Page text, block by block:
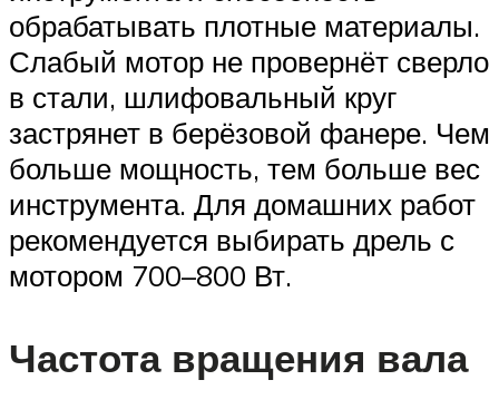
обрабатывать плотные материалы.
Слабый мотор не провернёт сверло
в стали, шлифовальный круг
застрянет в берёзовой фанере. Чем
больше мощность, тем больше вес
инструмента. Для домашних работ
рекомендуется выбирать дрель с
мотором 700–800 Вт.
Частота вращения вала